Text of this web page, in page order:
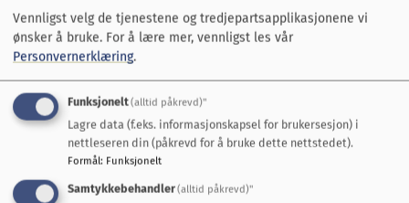
Vennligst velg de tjenestene og tredjepartsapplikasjonene vi
ønsker å bruke. For å lære mer, vennligst les vår
Personvernerklæring.
Funksjonelt(alltid påkrevd)"
Lagre data (f.eks. informasjonskapsel for brukersesjon) i
nettleseren din (påkrevd for å bruke dette nettstedet).
Formål: Funksjonelt
Samtykkebehandler(alltid påkrevd)"